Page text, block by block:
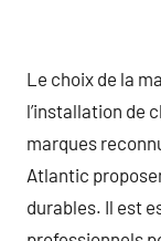
Le choix de la
l’installation de
marques
Atlantic
durables. Il est